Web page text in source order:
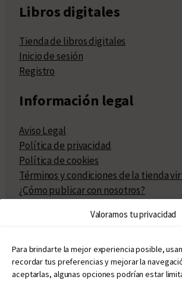
Valoramos tu privacidad
Para brindarte la mejor experiencia posible,
recordar tus preferencias y mejorar la
aceptarlas, algunas opciones podrían estar
Libros digitales
Tienda de libros digitales
Inicio de sesión
Registro
Información legal
Aviso Legal
Política de privacidad
Política de cookies
Términos y condiciones de la tienda
¿Cómo publicar con nosotros?
Políticas de publicación
Políticas de coedición
Atribuciones